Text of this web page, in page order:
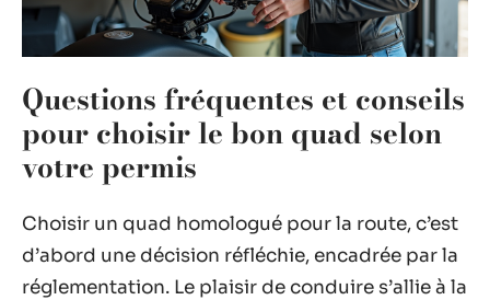
Questions fréquentes et conseils
pour choisir le bon quad selon
votre permis
Choisir un quad homologué pour la route, c’est
d’abord une décision réfléchie, encadrée par la
réglementation. Le plaisir de conduire s’allie à la